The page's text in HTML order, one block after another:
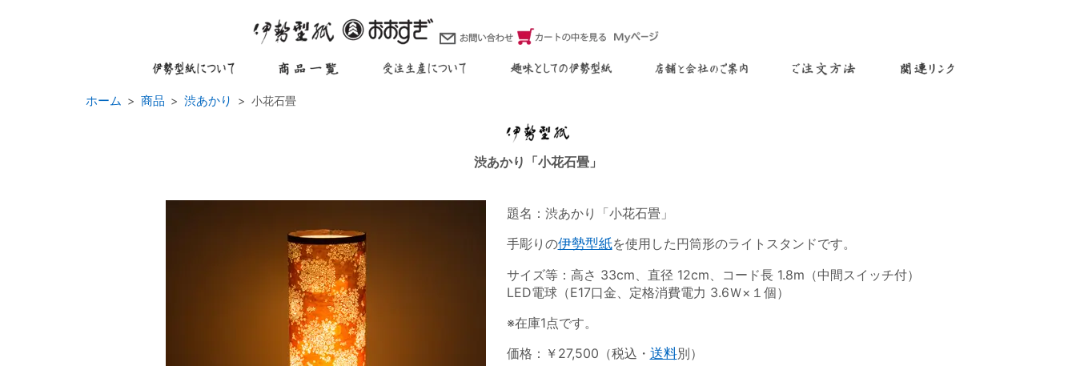
ホーム 商品 渋あかり 小花石畳
渋あかり「小花石畳」
題名：渋あかり「小花石畳」
手彫りの伊勢型紙を使用した円筒形のライトスタンドです。
サイズ等：高さ 33cm、直径 12cm、コード長 1.8m（中間スイッチ付）
LED電球（E17口金、定格消費電力 3.6Ｗ×１個）
※在庫1点です。
価格：￥27,500（税込・ 送料別）